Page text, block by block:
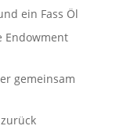
ein Fass Öl
Endowment
gemeinsam